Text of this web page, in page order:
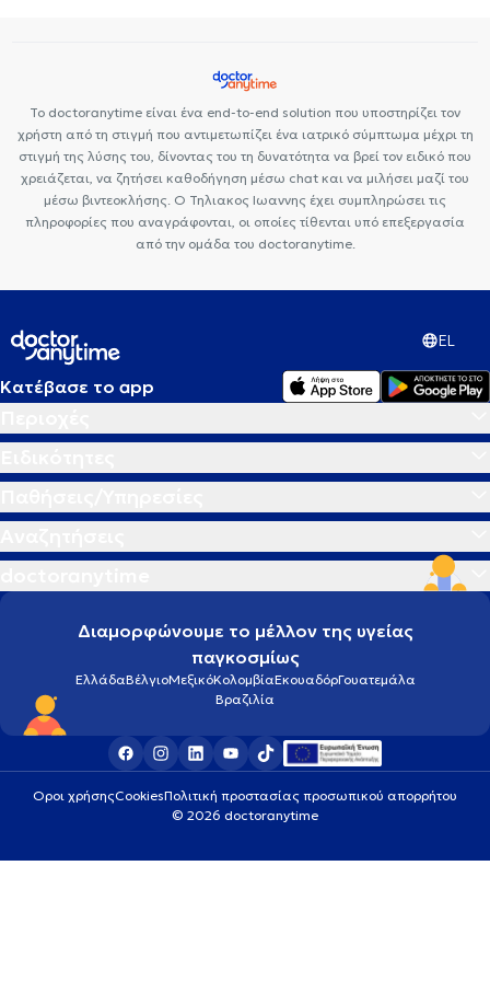
Το doctoranytime είναι ένα end-to-end solution που υποστηρίζει τον
χρήστη από τη στιγμή που αντιμετωπίζει ένα ιατρικό σύμπτωμα μέχρι τη
στιγμή της λύσης του, δίνοντας του τη δυνατότητα να βρεί τον ειδικό που
χρειάζεται, να ζητήσει καθοδήγηση μέσω chat και να μιλήσει μαζί του
μέσω βιντεοκλήσης. Ο Τηλιακος Ιωαννης έχει συμπληρώσει τις
πληροφορίες που αναγράφονται, οι οποίες τίθενται υπό επεξεργασία
από την ομάδα του doctoranytime.
EL
Κατέβασε το app
Διαμορφώνουμε το μέλλον της υγείας
παγκοσμίως
ΕλλάδαΒέλγιοΜεξικόΚολομβίαΕκουαδόρΓουατεμάλα
Βραζιλία
Οροι χρήσηςCookiesΠολιτική προστασίας προσωπικού απορρήτου
© 2026 doctoranytime